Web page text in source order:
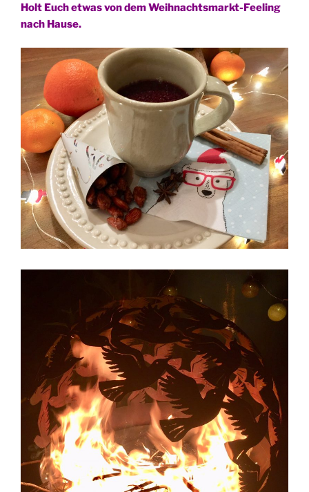
Holt Euch etwas von dem Weihnachtsmarkt-Feeling
nach Hause.